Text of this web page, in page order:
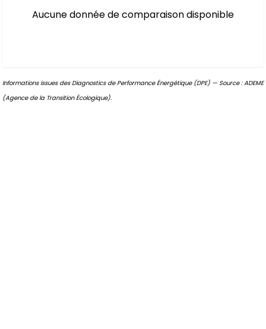
Aucune donnée de comparaison disponible
Informations issues des Diagnostics de Performance Énergétique (DPE) — Source : ADEME
(Agence de la Transition Écologique).